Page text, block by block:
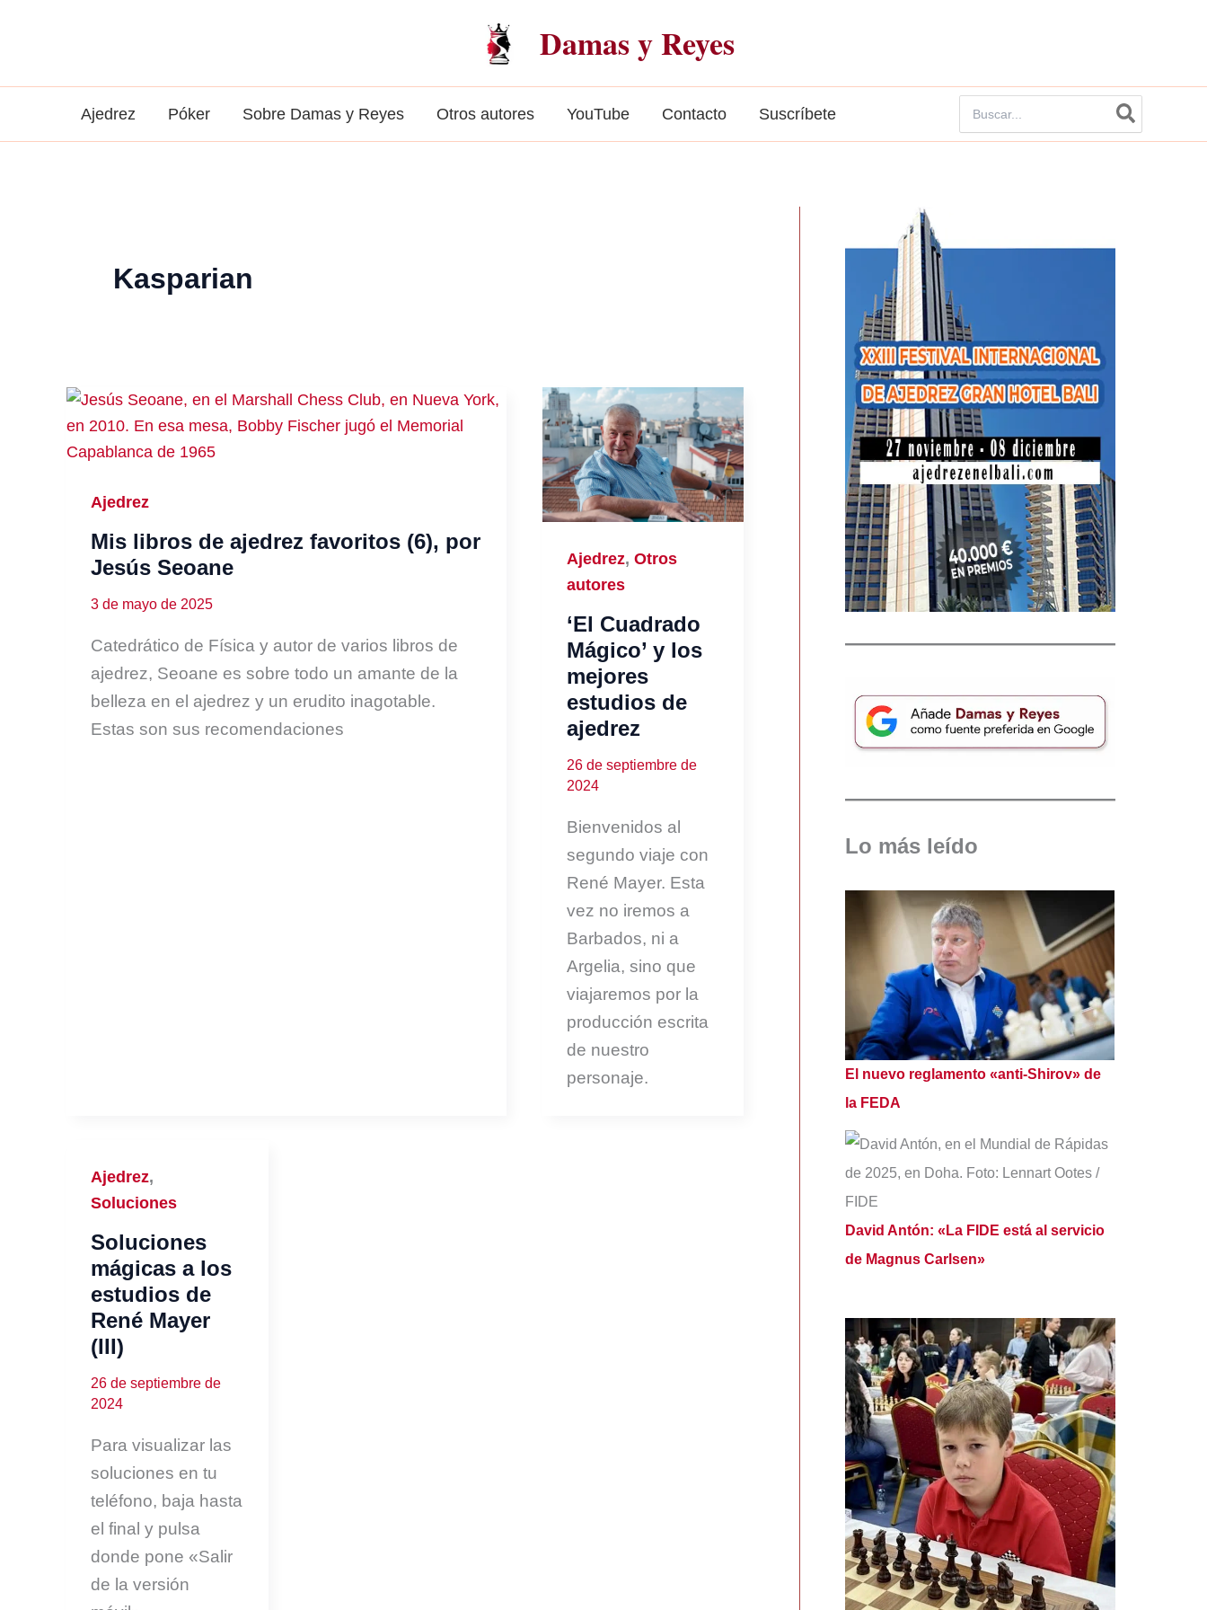
Damas y Reyes
Ajedrez Póker Sobre Damas y Reyes Otros autores YouTube Contacto Suscríbete
por:
Kasparian
Ajedrez
Mis libros de ajedrez favoritos (6), por
Jesús Seoane
3 de mayo de 2025
Catedrático de Física y autor de varios libros de
ajedrez, Seoane es sobre todo un amante de la
belleza en el ajedrez y un erudito inagotable.
Estas son sus recomendaciones
Ajedrez, Otros
autores
‘El Cuadrado
Mágico’ y los
mejores
estudios de
ajedrez
26 de septiembre de
2024
Bienvenidos al
segundo viaje con
René Mayer. Esta
vez no iremos a
Barbados, ni a
Argelia, sino que
viajaremos por la
producción escrita
de nuestro
personaje.
Ajedrez,
Soluciones
Soluciones
mágicas a los
estudios de
René Mayer
(III)
26 de septiembre de
2024
Para visualizar las
soluciones en tu
teléfono, baja hasta
el final y pulsa
donde pone «Salir
de la versión
Lo más leído
El nuevo reglamento «anti-Shirov» de
la FEDA
David Antón: «La FIDE está al servicio
de Magnus Carlsen»